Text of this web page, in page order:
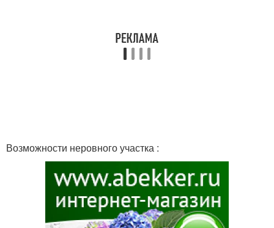
Возможности неровного участка :